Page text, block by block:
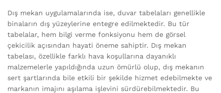
Dış mekan uygulamalarında ise, duvar tabelaları genellikle
binaların dış yüzeylerine entegre edilmektedir. Bu tür
tabelalar, hem bilgi verme fonksiyonu hem de görsel
çekicilik açısından hayati öneme sahiptir. Dış mekan
tabelası, özellikle farklı hava koşullarına dayanıklı
malzemelerle yapıldığında uzun ömürlü olup, dış mekanın
sert şartlarında bile etkili bir şekilde hizmet edebilmekte ve
markanın imajını aşılama işlevini sürdürebilmektedir. Bu